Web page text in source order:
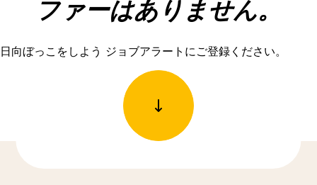
ファーはありません。
日向ぼっこをしよう ジョブアラートにご登録ください。